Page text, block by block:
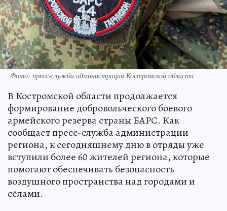
Фото: пресс-служба администрации Костромской области
В Костромской области продолжается
формирование добровольческого боевого
армейского резерва страны БАРС. Как
сообщает пресс-служба администрации
региона, к сегодняшнему дню в отряды уже
вступили более 60 жителей региона, которые
помогают обеспечивать безопасность
воздушного пространства над городами и
сёлами.